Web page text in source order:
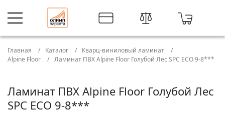
Главная Каталог
Кварц-виниловый ламинат
Alpine Floor
Ламинат ПВХ Alpine Floor Голубой Лес SPC ЕСО 9-8***
Ламинат ПВХ Alpine Floor Голубой Лес
SPC ЕСО 9-8***